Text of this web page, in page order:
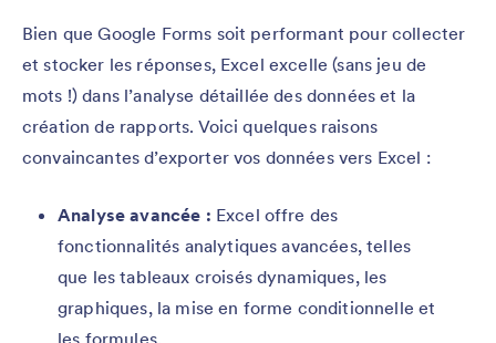
Bien que Google Forms soit performant pour collecter
et stocker les réponses, Excel excelle (sans jeu de
mots !) dans l’analyse détaillée des données et la
création de rapports. Voici quelques raisons
convaincantes d’exporter vos données vers Excel :
Analyse avancée : Excel offre des
fonctionnalités analytiques avancées, telles
que les tableaux croisés dynamiques, les
graphiques, la mise en forme conditionnelle et
les formules.